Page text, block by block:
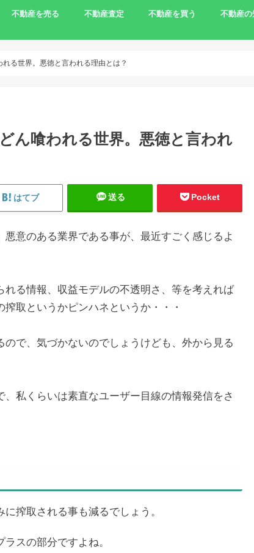
不動産を売る
家を売りたい
相続で売る
離婚で家を売る
住宅ローンの支払いで売る
土地を売りたい
農地の売却
負動産
不動産査定
一括査定サイト
不動産を買う
農地を買う
不動産の
不動産売
る世界。悪徳と言われる理由とは？
ん喰われる世界。悪徳と言われ
はてブ 送る Pocket
意のある業界である事が、最近すごく感じるよ
る情報、収益モデルの不透明さ、等を考えれば
取というかピンハネというか・・・
で、気づかないのでしょうけども、外から見る
私くらいは素直なユーザー目線の情報発信をさ
搾取される事も減るでしょう。
スの部分ですよね。